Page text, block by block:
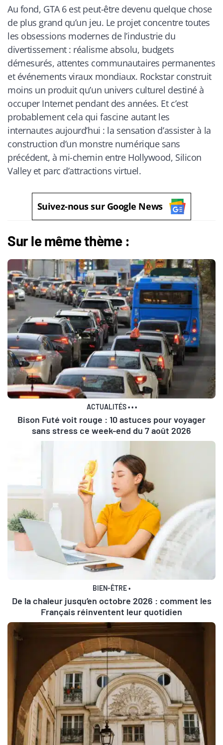
Au fond, GTA 6 est peut-être devenu quelque chose
de plus grand qu’un jeu. Le projet concentre toutes
les obsessions modernes de l’industrie du
divertissement : réalisme absolu, budgets
démesurés, attentes communautaires permanentes
et événements viraux mondiaux. Rockstar construit
moins un produit qu’un univers culturel destiné à
occuper Internet pendant des années. Et c’est
probablement cela qui fascine autant les
internautes aujourd’hui : la sensation d’assister à la
construction d’un monstre numérique sans
précédent, à mi-chemin entre Hollywood, Silicon
Valley et parc d’attractions virtuel.
Suivez-nous sur Google News
Sur le même thème :
ACTUALITÉS•••
Bison Futé voit rouge : 10 astuces pour voyager
sans stress ce week-end du 7 août 2026
BIEN-ÊTRE•
De la chaleur jusqu’en octobre 2026 : comment les
Français réinventent leur quotidien